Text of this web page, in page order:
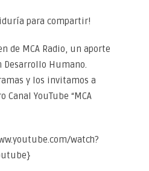
para compartir!
de MCA Radio, un aporte
Desarrollo Humano.
y los invitamos a
YouTube “MCA
watch?